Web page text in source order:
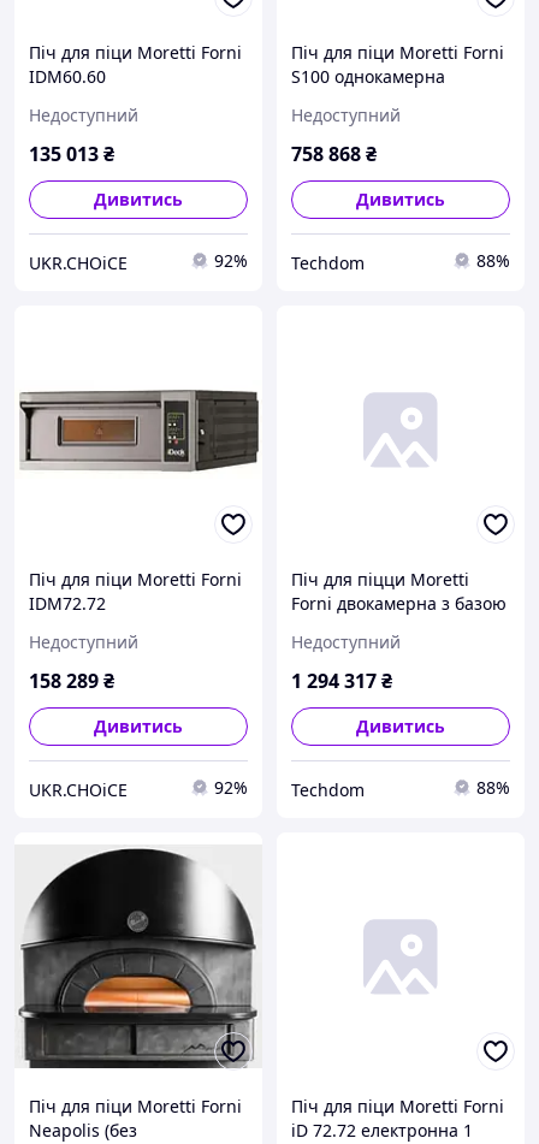
Піч для піци Moretti Forni
IDM60.60
Недоступний
135 013₴
Дивитись
UKR.CHOiCE 92%
Піч для піци Moretti Forni
S100 однокамерна
витяжкою
Недоступний
758 868₴
Дивитись
Techdom 88%
Піч для піци Moretti Forni
IDM72.72
Недоступний
158 289₴
Дивитись
UKR.CHOiCE 92%
Піч для піцци Moretti
Forni двокамерна з базою
см
Недоступний
1 294 317₴
Дивитись
Techdom 88%
Піч для піци Moretti Forni
Neapolis (без
Піч для піци Moretti Forni
iD 72.72 електронна 1